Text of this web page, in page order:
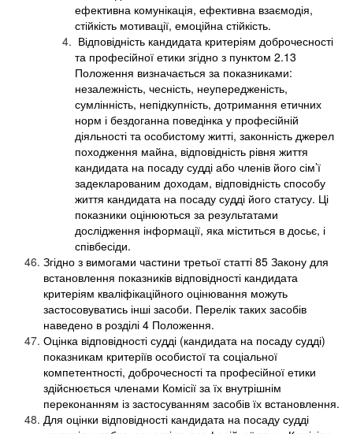
ефективна комунікація, ефективна взаємодія,
стійкість мотивації, емоційна стійкість.
Відповідність кандидата критеріям доброчесності
та професійної етики згідно з пунктом 2.13
Положення визначається за показниками:
незалежність, чесність, неупередженість,
сумлінність, непідкупність, дотримання етичних
норм і бездоганна поведінка у професійній
діяльності та особистому житті, законність джерел
походження майна, відповідність рівня життя
кандидата на посаду судді або членів його сім’ї
задекларованим доходам, відповідність способу
життя кандидата на посаду судді його статусу. Ці
показники оцінюються за результатами
дослідження інформації, яка міститься в досьє, і
співбесіди.
Згідно з вимогами частини третьої статті 85 Закону для
встановлення показників відповідності кандидата
критеріям кваліфікаційного оцінювання можуть
застосовуватись інші засоби. Перелік таких засобів
наведено в розділі 4 Положення.
Оцінка відповідності судді (кандидата на посаду судді)
показникам критеріїв особистої та соціальної
компетентності, доброчесності та професійної етики
здійснюється членами Комісії за їх внутрішнім
переконанням із застосуванням засобів їх встановлення.
Для оцінки відповідності кандидата на посаду судді